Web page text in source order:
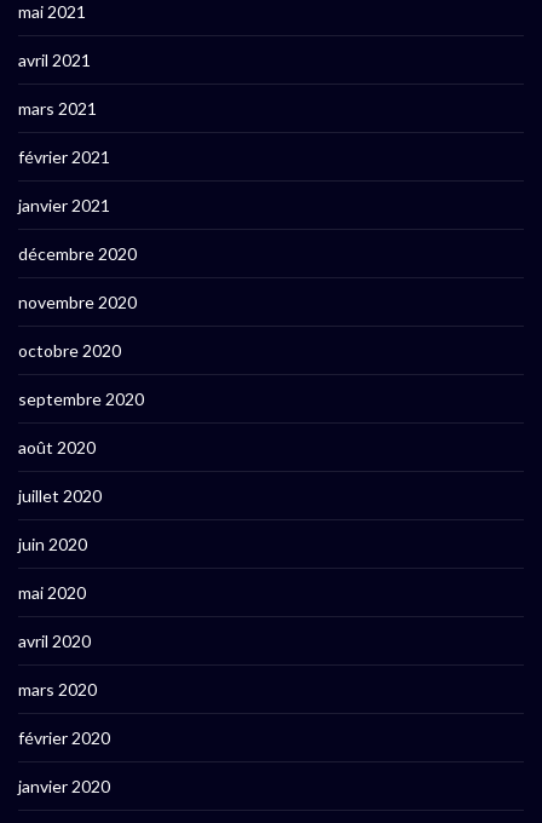
mai 2021
avril 2021
mars 2021
février 2021
janvier 2021
décembre 2020
novembre 2020
octobre 2020
septembre 2020
août 2020
juillet 2020
juin 2020
mai 2020
avril 2020
mars 2020
février 2020
janvier 2020